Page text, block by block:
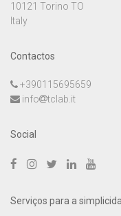
10121 Torino TO
Italy
Contactos
+390115695659
info
tclab.it
Social
Serviços para a